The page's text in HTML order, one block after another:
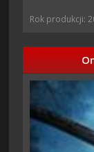
Rok produkcji: